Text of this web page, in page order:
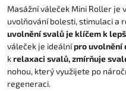
Masážní váleček Mini Roller je
uvolňování bolesti, stimulaci a
uvolnění svalů je klíčem k
váleček je ideálnípro uvolnění
krelaxaci svalů, zmírňuje
nohou, který využijete po
regeneraci.